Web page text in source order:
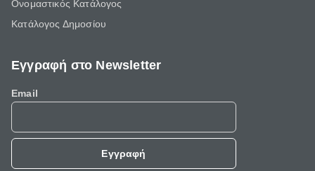
Ονομαστικός Κατάλογος
Κατάλογος Δημοσίου
Εγγραφή στο Newsletter
Email
Εγγραφή